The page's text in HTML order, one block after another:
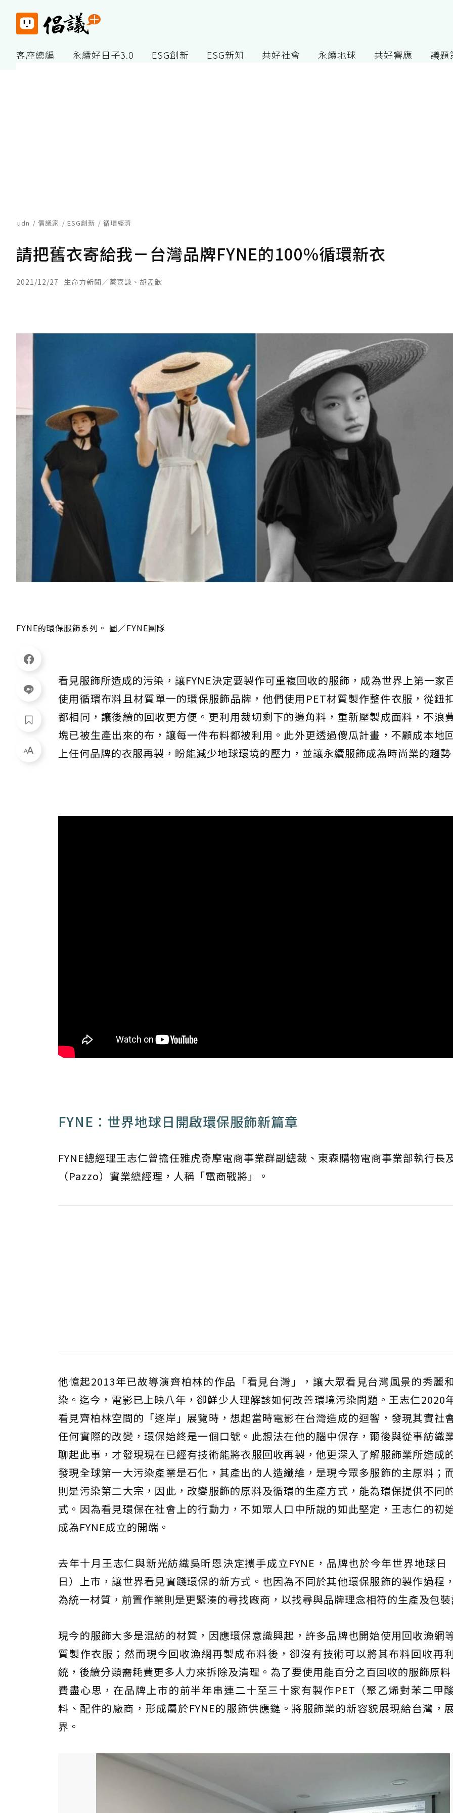
客座總編 永續好日子3.0 ESG創新 ESG新知 共好社會 永續地球 共好響應 議題
udn 倡議家 ESG創新 循環經濟
請把舊衣寄給我－台灣品牌FYNE的100%循環新衣
2021/12/27 生命力新聞／蔡嘉謙、胡孟歆
FYNE的環保服飾系列。 圖／FYNE團隊
看見服飾所造成的污染，讓FYNE決定要製作可重複回收的服飾，成為世界上第一家
使用循環布料且材質單一的環保服飾品牌，他們使用PET材質製作整件衣服，從鈕
都相同，讓後續的回收更方便。更利用裁切剩下的邊角料，重新壓製成面料，不浪
塊已被生產出來的布，讓每一件布料都被利用。此外更透過傻瓜計畫，不顧成本地
上任何品牌的衣服再製，盼能減少地球環境的壓力，並讓永續服飾成為時尚業的趨
FYNE：世界地球日開啟環保服飾新篇章
FYNE總經理王志仁曾擔任雅虎奇摩電商事業群副總裁、東森購物電商事業部執行長
（Pazzo）實業總經理，人稱「電商戰將」。
他憶起2013年已故導演齊柏林的作品「看見台灣」，讓大眾看見台灣風景的秀麗
染。迄今，電影已上映八年，卻鮮少人理解該如何改善環境污染問題。王志仁2020
看見齊柏林空間的「逐岸」展覽時，想起當時電影在台灣造成的迴響，發現其實社
任何實際的改變，環保始終是一個口號。此想法在他的腦中保存，爾後與從事紡織
聊起此事，才發現現在已經有技術能將衣服回收再製，他更深入了解服飾業所造成
發現全球第一大污染產業是石化，其產出的人造纖維，是現今眾多服飾的主原料；
則是污染第二大宗，因此，改變服飾的原料及循環的生產方式，能為環保提供不同
式。因為看見環保在社會上的行動力，不如眾人口中所說的如此堅定，王志仁的初
成為FYNE成立的開端。
去年十月王志仁與新光紡織吳昕恩決定攜手成立FYNE，品牌也於今年世界地球日
日）上市，讓世界看見實踐環保的新方式。也因為不同於其他環保服飾的製作過程
為統一材質，前置作業則是更緊湊的尋找廠商，以找尋與品牌理念相符的生產及包
現今的服飾大多是混紡的材質，因應環保意識興起，許多品牌也開始使用回收漁網
質製作衣服；然而現今回收漁網再製成布料後，卻沒有技術可以將其布料回收再
統，後續分類需耗費更多人力來拆除及清理。為了要使用能百分之百回收的服飾原料
費盡心思，在品牌上市的前半年串連二十至三十家有製作PET（聚乙烯對苯二甲
料、配件的廠商，形成屬於FYNE的服飾供應鏈。將服飾業的新容貌展現給台灣，
界。